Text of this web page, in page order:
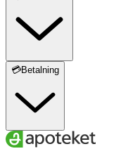
💳Betalning